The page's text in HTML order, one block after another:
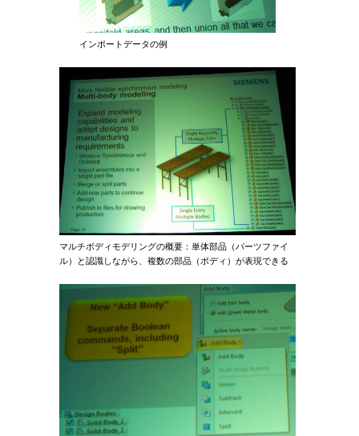
インポートデータの例
マルチボディモデリングの概要：単体部品（パーツファイ
ル）と認識しながら、複数の部品（ボディ）が表現できる